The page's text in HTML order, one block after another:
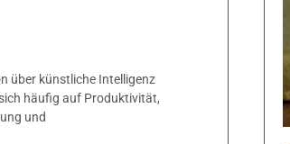
über künstliche Intelligenz
häufig auf Produktivität,
und